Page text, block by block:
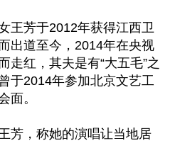
王芳于2012年获得江西卫
出道至今，2014年在央视
走红，其夫是有“大五毛”之
于2014年参加北京文艺工
面。
芳，称她的演唱让当地居